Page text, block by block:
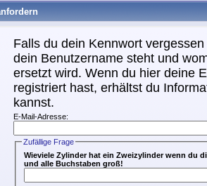
Falls du dein Kennwort
dein Benutzername steht und
ersetzt wird. Wenn du hier deine
registriert hast, erhältst du
kannst.
E-Mail-Adresse:
Zufällige Frage
Wieviele Zylinder hat ein Zweizylinder wenn du
und alle Buchstaben groß!